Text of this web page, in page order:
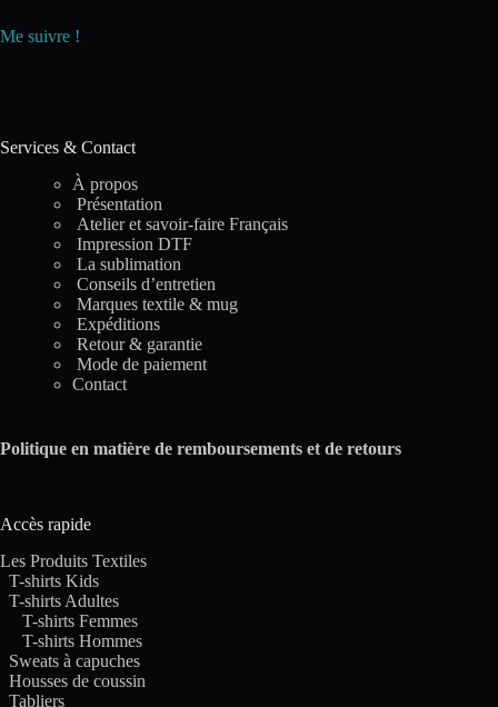
Me suivre !
Services & Contact
À propos
Présentation
Atelier et savoir-faire Français
Impression DTF
La sublimation
Conseils d’entretien
Marques textile & mug
Expéditions
Retour & garantie
Mode de paiement
Contact
Politique en matière de remboursements et de retours
Accès rapide
Les Produits Textiles
T-shirts Kids
T-shirts Adultes
T-shirts Femmes
T-shirts Hommes
Sweats à capuches
Housses de coussin
Tabliers